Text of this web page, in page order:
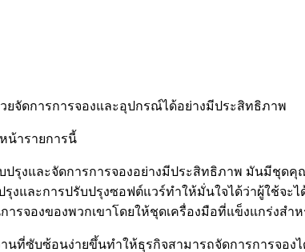
ยจัดการการจองและอุปกรณ์ได้อย่างมีประสิทธิภาพ
น้ารายการนี้
ปรุงและจัดการการจองอย่างมีประสิทธิภาพ มันมีชุ
และการปรับปรุงซอฟต์แวร์ทำให้มั่นใจได้ว่าผู้ใช้จ
รจองของพวกเขาโดยให้ชุดเครื่องมือที่แข็งแกร่งสำ
านที่ซับซ้อนง่ายขึ้นทำให้ธุรกิจสามารถจัดการการจ